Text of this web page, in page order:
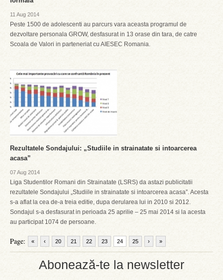
Abonează-te la newsletter
11 Aug 2014
Peste 1500 de adolescenti au parcurs vara aceasta programul de
dezvoltare personala GROW, desfasurat in 13 orase din tara, de catre
Scoala de Valori in parteneriat cu AIESEC Romania.
Rezultatele Sondajului: „Studiile in strainatate si intoarcerea
acasa”
07 Aug 2014
Liga Studentilor Romani din Strainatate (LSRS) da astazi publicitatii
rezultatele Sondajului „Studiile in strainatate si intoarcerea acasa”. Acesta
s-a aflat la cea de-a treia editie, dupa derularea lui in 2010 si 2012.
Sondajul s-a desfasurat in perioada 25 aprilie – 25 mai 2014 si la acesta
au participat 1074 de persoane.
Page: « ‹ 20 21 22 23 24 25 › »